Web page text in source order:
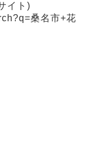
イト)
桑名市+花